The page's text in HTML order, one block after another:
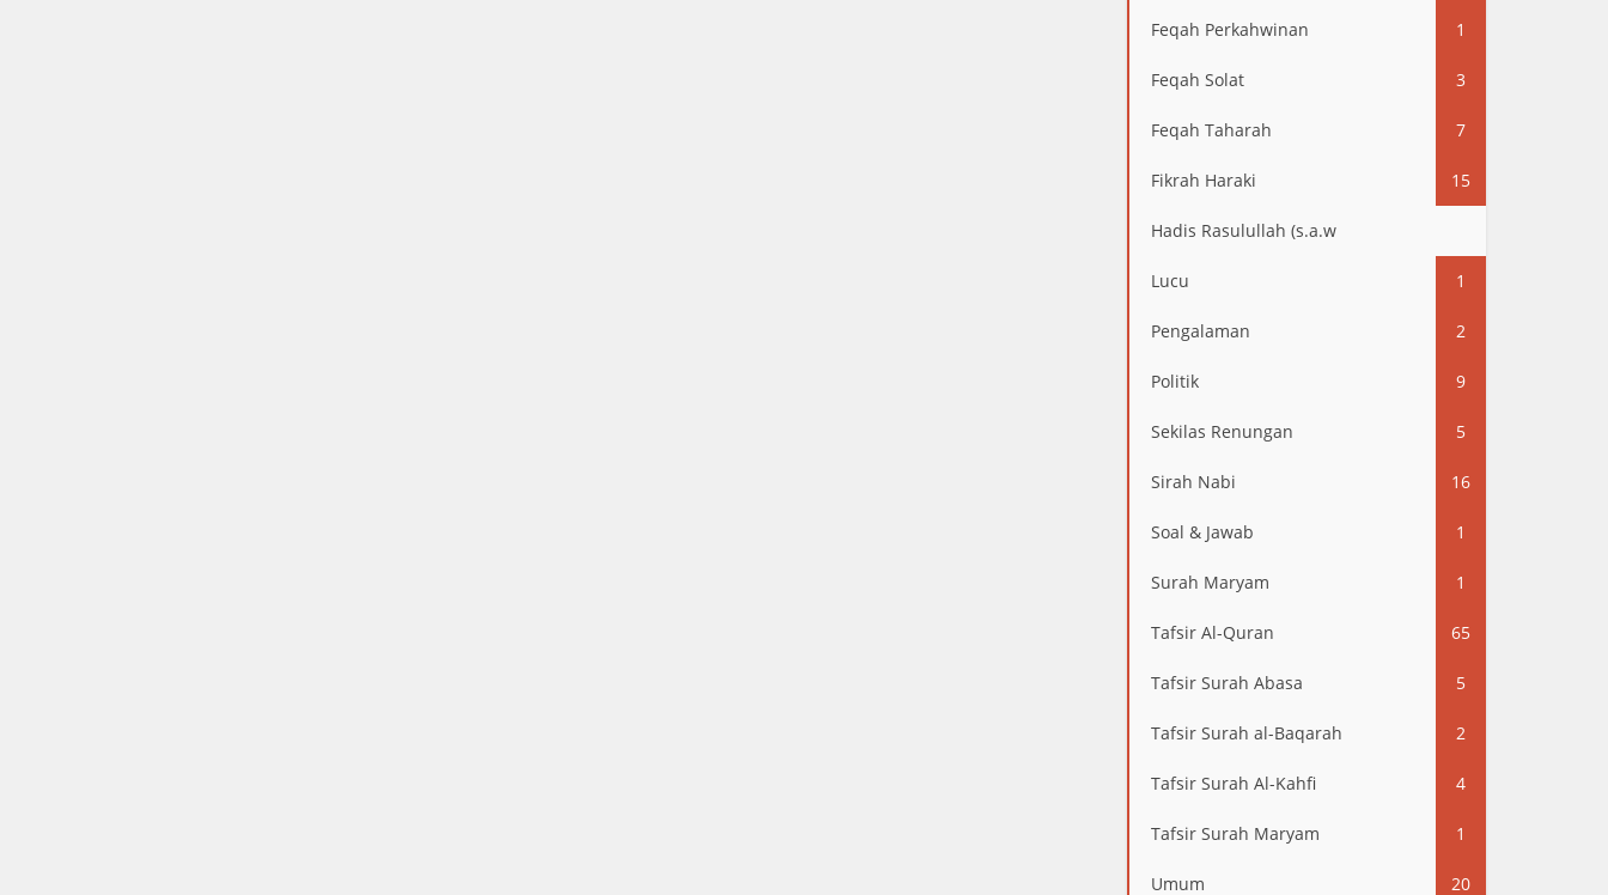
Feqah Perkahwinan 1
Feqah Solat 3
Feqah Taharah 7
Fikrah Haraki 15
Hadis Rasulullah (s.a.w
Lucu 1
Pengalaman 2
Politik 9
Sekilas Renungan 5
Sirah Nabi 16
Soal & Jawab 1
Surah Maryam 1
Tafsir Al-Quran 65
Tafsir Surah Abasa 5
Tafsir Surah al-Baqarah 2
Tafsir Surah Al-Kahfi 4
Tafsir Surah Maryam 1
Umum 20